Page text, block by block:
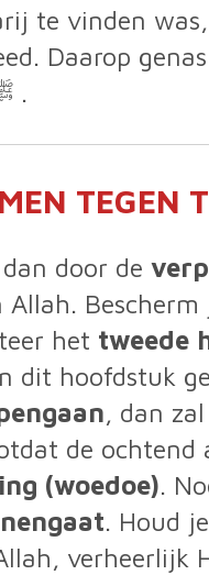
te vinden
Daarop
Profeet ﷺ .
TEGEN
door de
Allah.
het tweede
dit hoofdstuk
, dan
de ochtend
(woedoe).
. Houd
verheerlijk